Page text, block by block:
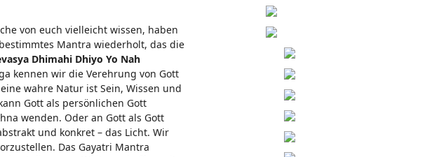
von euch vielleicht wissen, haben
Mantra wiederholt, das die
Dhimahi Dhiyo Yo Nah
kennen wir die Verehrung von Gott
wahre Natur ist Sein, Wissen und
Gott als persönlichen Gott
wenden. Oder an Gott als Gott
und konkret – das Licht. Wir
Das Gayatri Mantra